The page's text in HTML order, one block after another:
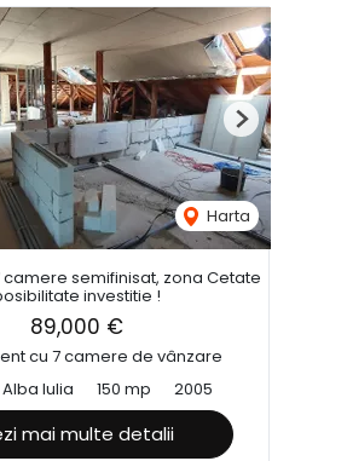
Harta
Next
semifinisat, zona Cetate
investitie !
89,000 €
cu 7 camere de vânzare
Iulia
150 mp 2005
mai multe detalii